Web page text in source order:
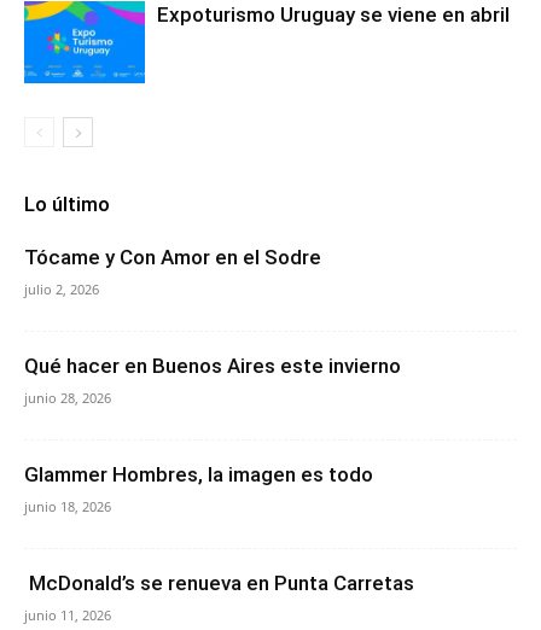
Expoturismo Uruguay se viene en abril
Lo último
Tócame y Con Amor en el Sodre
julio 2, 2026
Qué hacer en Buenos Aires este invierno
junio 28, 2026
Glammer Hombres, la imagen es todo
junio 18, 2026
McDonald’s se renueva en Punta Carretas
junio 11, 2026